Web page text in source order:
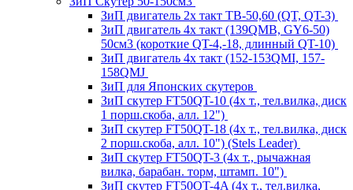
ЗиП двигатель 2х такт ТВ-50,60 (QT, QT-3)
ЗиП двигатель 4х такт (139QMB, GY6-50)
50см3 (короткие QT-4,-18, длинный QT-10)
ЗиП двигатель 4х такт (152-153QMI, 157-
158QMJ
ЗиП для Японских скутеров
ЗиП скутер FT50QT-10 (4х т., тел.вилка, диск
1 порш.скоба, алл. 12")
ЗиП скутер FT50QT-18 (4х т., тел.вилка, диск
2 порш.скоба, алл. 10") (Stels Leader)
ЗиП скутер FT50QT-3 (4х т., рычажная
вилка, барабан. торм, штамп. 10")
ЗиП скутер FT50QT-4A (4х т., тел.вилка,